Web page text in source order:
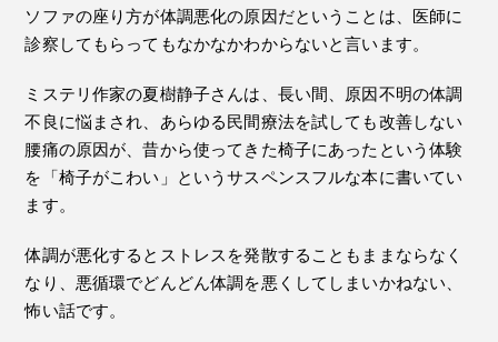
ソファの座り方が体調悪化の原因だということは、医師に
診察してもらってもなかなかわからないと言います。
ミステリ作家の夏樹静子さんは、長い間、原因不明の体調
不良に悩まされ、あらゆる民間療法を試しても改善しない
腰痛の原因が、昔から使ってきた椅子にあったという体験
を「椅子がこわい」というサスペンスフルな本に書いてい
ます。
体調が悪化するとストレスを発散することもままならなく
なり、悪循環でどんどん体調を悪くしてしまいかねない、
怖い話です。